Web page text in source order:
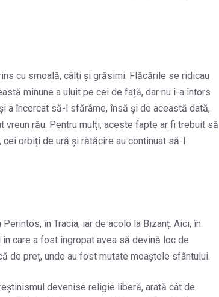
cu smoală, câlți și grăsimi. Flăcările se ridicau
minune a uluit pe cei de față, dar nu i-a întors
a încercat să-l sfărâme, însă și de această dată,
vreun rău. Pentru mulți, aceste fapte ar fi trebuit să
orbiți de ură și rătăcire au continuat să-l
în Tracia, iar de acolo la Bizanț. Aici, în
care a fost îngropat avea să devină loc de
de preț, unde au fost mutate moaștele sfântului.
devenise religie liberă, arată cât de